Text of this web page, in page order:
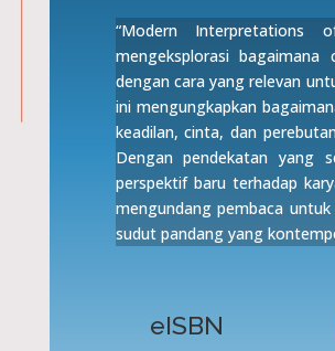
“Modern Interpretations
mengeksplorasi
dengan cara yang relevan
ini mengungkapkan
keadilan, cinta, dan
Dengan pendekatan yang
perspektif baru terhadap
mengundang pembaca
sudut pandang yang
eISBN